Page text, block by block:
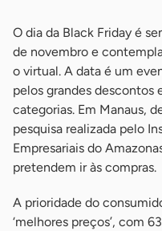
O dia da Black Friday é
de novembro e
o virtual. A data é um
pelos grandes descontos
categorias. Em Manaus,
pesquisa realizada pelo
Empresariais do
pretendem ir às compras.
A prioridade do
‘melhores preços’, com